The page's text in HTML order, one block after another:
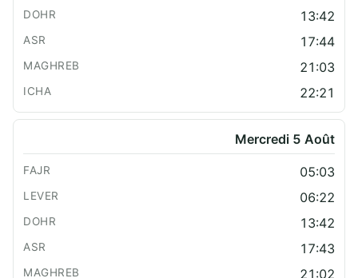
13:42
17:44
21:03
22:21
Mercredi 5 Août
05:03
06:22
13:42
17:43
21:02